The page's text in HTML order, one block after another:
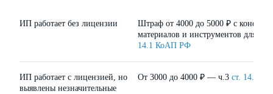
ИП работает без лицензии
Штраф от 4000 до 5000 ₽ с
материалов и инструментов для
14.1 КоАП РФ
ИП работает с лицензией, но
выявлены незначительные
От 3000 до 4000 ₽ — ч.3 ст. 14.1